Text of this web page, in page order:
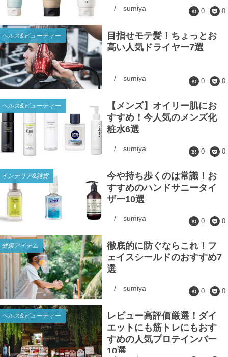
/ sumiya 0 0
ヘルス&ビューティー
目指せモテ髪！ちょっとお
高い人気ドライヤー7選
/ sumiya 0 0
ヘルス&ビューティー
【メンズ】オイリー肌にお
すすめ！今人気のメンズ化
粧水6選
/ sumiya 0 0
インテリア&雑貨
今や持ち歩くのは常識！お
すすめのハンドサニータイ
ザー10選
/ sumiya 0 0
健康アイテム
徹底的に防ぐならこれ！フ
ェイスシールドのおすすめ7
選
/ sumiya 0 0
ヘルス&ビューティー
レビュー高評価厳選！ダイ
エットにも筋トレにもおす
すめの人気プロテインバー
10選